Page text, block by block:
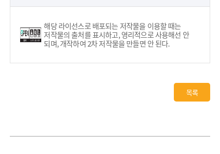
해당 라이선스로 배포되는 저작물을 이용할 때는
저작물의 출처를 표시하고, 영리적으로 사용해선 안
되며, 개작하여 2차 저작물을 만들면 안 된다.
목록